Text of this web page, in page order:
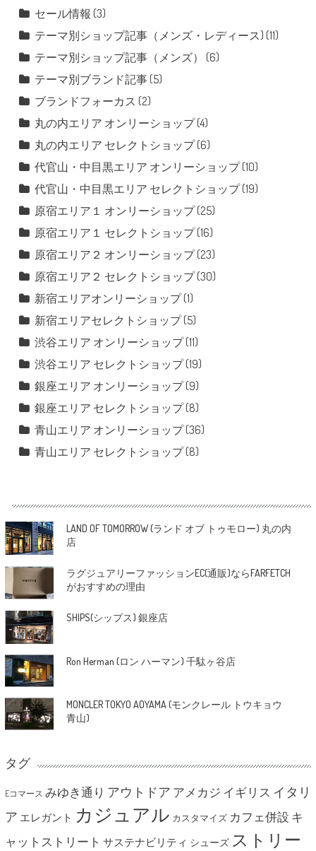
セール情報 (3)
テーマ別ショップ記事（メンズ・レディース) (11)
テーマ別ショップ記事（メンズ）
(6)
テーマ別ブランド記事(5)
ブランドフォーカス (2)
丸の内エリア オンリーショップ(4)
丸の内エリア セレクトショップ(6)
代官山・中目黒エリア オンリーショップ(10)
代官山・中目黒エリア セレクトショップ(19)
原宿エリア１ オンリーショップ(25)
原宿エリア１ セレクトショップ(16)
原宿エリア２ オンリーショップ(23)
原宿エリア２ セレクトショップ(30)
新宿エリアオンリーショップ(1)
新宿エリアセレクトショップ(5)
渋谷エリア オンリーショップ(11)
渋谷エリア セレクトショップ(19)
銀座エリア オンリーショップ(9)
銀座エリア セレクトショップ(8)
青山エリア オンリーショップ(36)
青山エリア セレクトショップ(8)
LAND OF TOMORROW (ランド オブ トゥモロー) 丸の内
店
ラグジュアリーファッションEC(通販)ならFARFETCH
がおすすめの理由
SHIPS(シップス) 銀座店
Ron Herman (ロン ハーマン) 千駄ヶ谷店
MONCLER TOKYO AOYAMA (モンクレール トウキョウ
青山)
タグ
Eコマース みゆき通り アウトドア アメカジ イギリス イタリ
ア エレガント カジュアル カスタマイズ カフェ併設 キ
ャットストリート サステナビリティ シューズ ストリー